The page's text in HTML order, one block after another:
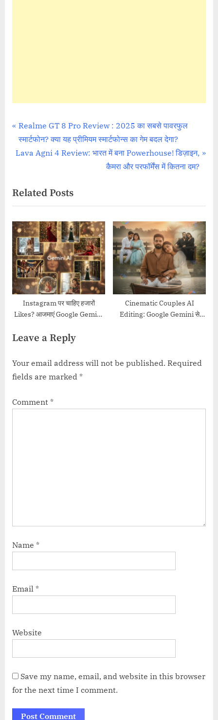
AI Prompts
Post
navigation
P
r
e
o
u
s
P
o
s
t
:
Realme GT 8 Pro Review : 2025 का सबसे पावरफुल
स्मार्टफोन? क्या यह प्रीमियम स्मार्टफोन्स का गेम बदल देगा?
N
t
P
o
s
t
:
Lava Agni 4 Review: भारत में बना Powerhouse! डिज़ाइन,
कैमरा और परफॉर्मेंस में कितना दम?
Related Posts
Instagram पर चाहिए हजारों
Likes? आजमाएं Google Gemini
Prompts, ‘Festive’ फोटो बनाना
Cinematic Couples AI
Editing: Google Gemini से
Leave a Reply
Your email address will not be published. Required
fields are marked *
Comment *
Name *
Email *
Website
Save my name, email, and website in this browser
for the next time I comment.